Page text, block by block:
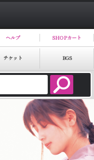
ヘルプ SHOPカート
チケット BGS